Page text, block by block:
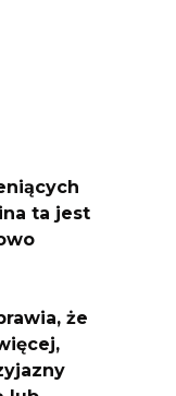
ta jest
że